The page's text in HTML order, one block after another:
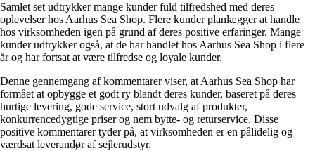
Samlet set udtrykker mange kunder fuld tilfredshed med deres
oplevelser hos Aarhus Sea Shop. Flere kunder planlægger at handle
hos virksomheden igen på grund af deres positive erfaringer. Mange
kunder udtrykker også, at de har handlet hos Aarhus Sea Shop i flere
år og har fortsat at være tilfredse og loyale kunder.
Denne gennemgang af kommentarer viser, at Aarhus Sea Shop har
formået at opbygge et godt ry blandt deres kunder, baseret på deres
hurtige levering, gode service, stort udvalg af produkter,
konkurrencedygtige priser og nem bytte- og returservice. Disse
positive kommentarer tyder på, at virksomheden er en pålidelig og
værdsat leverandør af sejlerudstyr.